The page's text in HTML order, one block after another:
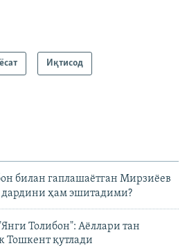
Иқтисод
билан гаплашаётган Мирзиёев
дардини ҳам эшитадими?
Толибон": Аёллари тан
Тошкент қутлади